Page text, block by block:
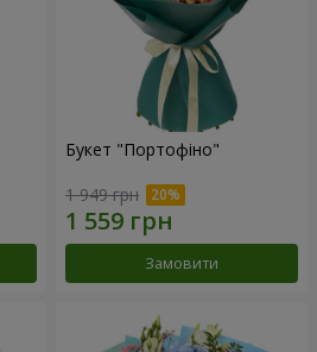
Букет "Портофіно"
1 949 грн
Замовити